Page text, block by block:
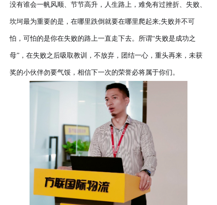
没有谁会一帆风顺、节节高升，人生路上，难免有过挫折、失败、
坎坷最为重要的是，在哪里跌倒就要在哪里爬起来;失败并不可
怕，可怕的是你在失败的路上一直走下去。所谓“失败是成功之
母”，在失败之后吸取教训，不放弃，团结一心，重头再来，未获
奖的小伙伴勿要气馁，相信下一次的荣誉必将属于你们。